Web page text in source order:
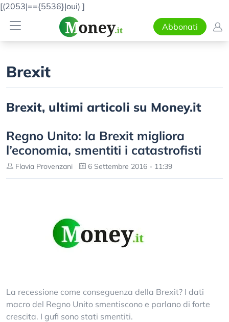
[(2053|=={5536}|oui) ]
Abbonati
Brexit
Brexit, ultimi articoli su Money.it
Regno Unito: la Brexit migliora
l’economia, smentiti i catastrofisti
Flavia Provenzani 6 Settembre 2016 - 11:39
La recessione come conseguenza della Brexit? I dati
macro del Regno Unito smentiscono e parlano di forte
crescita. I gufi sono stati smentiti.